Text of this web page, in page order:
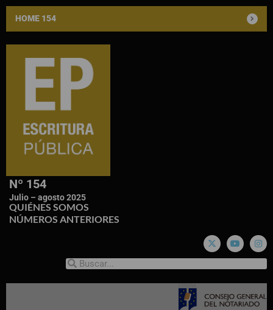
HOME 154
Nº 154
Julio – agosto 2025
QUIÉNES SOMOS
NÚMEROS ANTERIORES